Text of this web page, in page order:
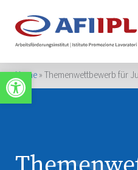
Werkzeugleiste öffnen
Home»Themenwettbewerb für